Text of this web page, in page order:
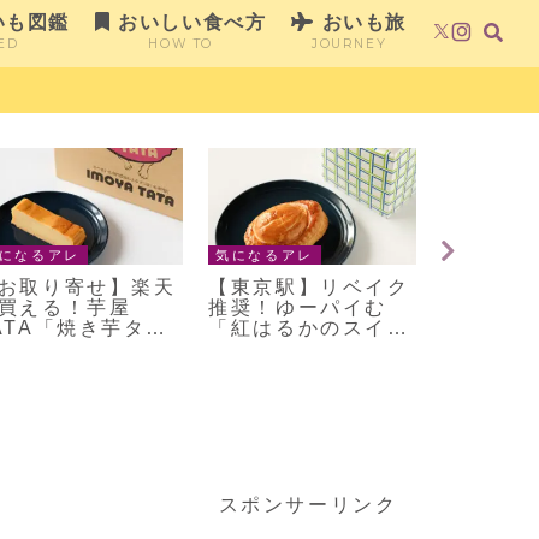
図鑑 おいしい食べ方
HOW TO
おいも旅
JOURNEY
なるアレ
マお芋クリーム
！ビアードパパ
月限定「焼き芋
気になるアレ
BIO-RAL「ジャー
ジー牛乳使用アイス
五島列島産有機さつ
気になるア
スポンサーリンク